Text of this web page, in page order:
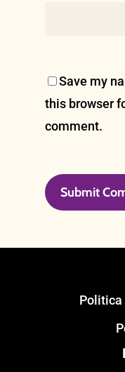
Save my
this browser
comment.